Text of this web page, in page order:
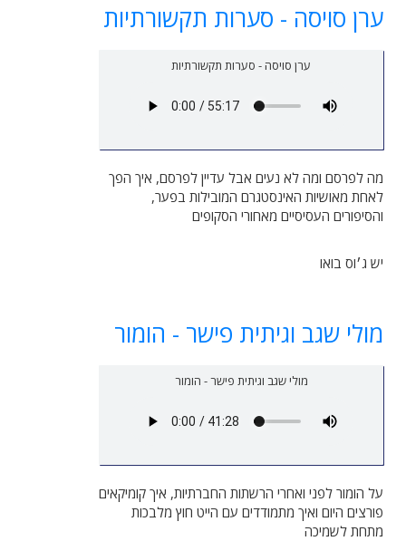
ערן סויסה - סערות תקשורתיות
ערן סויסה - סערות תקשורתיות
מה לפרסם ומה לא נעים אבל עדיין לפרסם, איך הפך
לאחת מאושיות האינסטגרם המובילות בפער,
והסיפורים העסיסיים מאחורי הסקופים
יש ג׳וס בואו
מולי שגב וגיתית פישר - הומור
מולי שגב וגיתית פישר - הומור
על הומור לפני ואחרי הרשתות החברתיות, איך קומיקאים
פורצים היום ואיך מתמודדים עם הייט חוץ מלבכות
מתחת לשמיכה